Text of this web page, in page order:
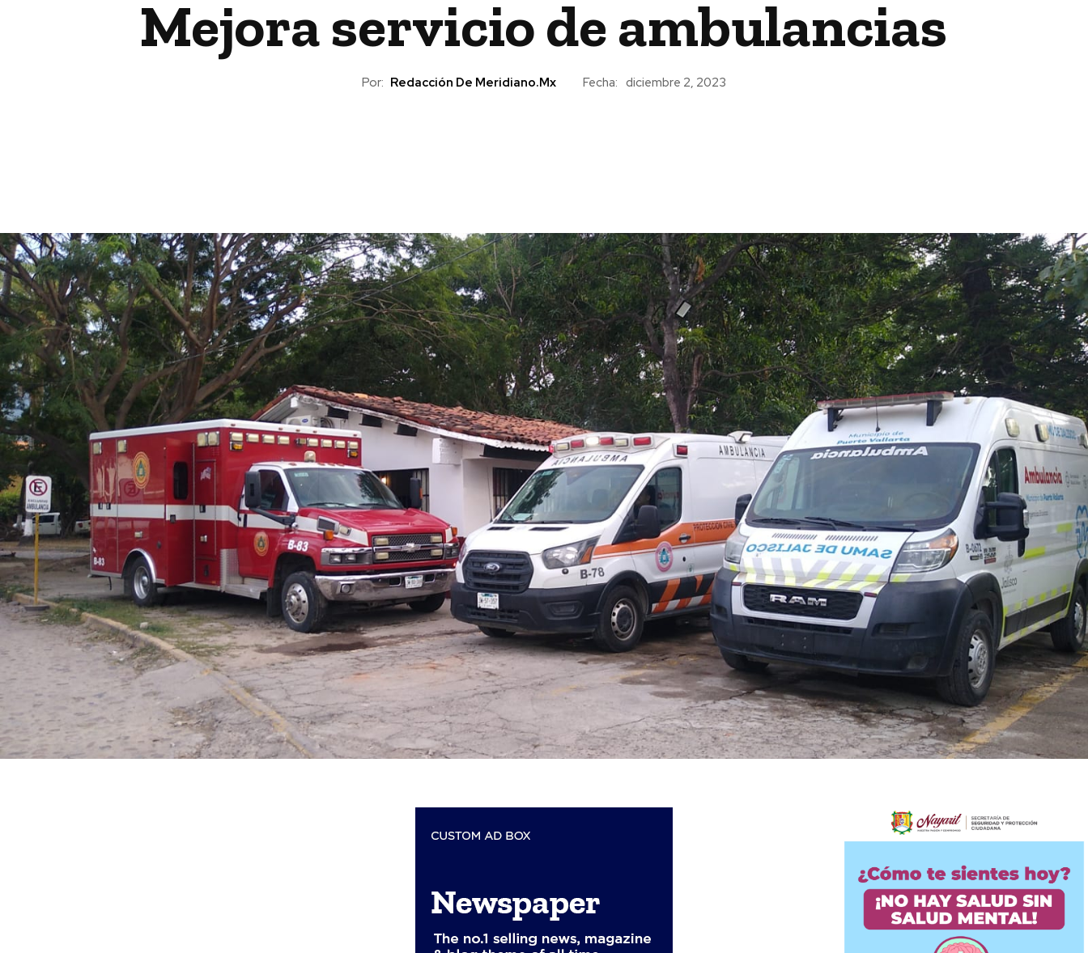
Mejora servicio de ambulancias
Por: Redacción De Meridiano.mx Fecha: diciembre 2, 2023